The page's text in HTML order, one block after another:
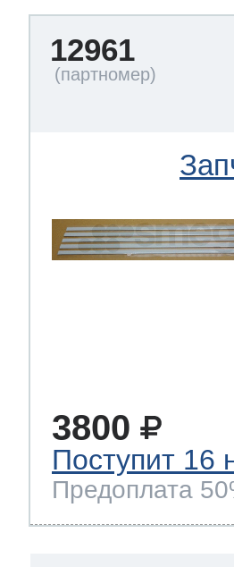
12961
3800
Поступит 16
Предоплата